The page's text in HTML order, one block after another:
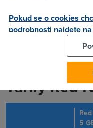
Dvořák, viceprezident
Pro studenty navíc již
s 10
Vodafone doplnil svou
studenty, rodiny,
Tarify Red
5
Pokud se o cookies
podrobnosti najdete